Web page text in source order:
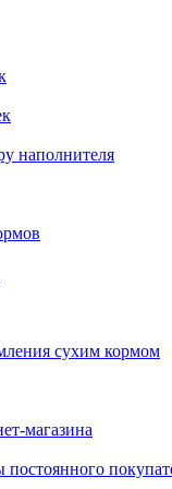
наполнителя
сухим кормом
магазина
постоянного